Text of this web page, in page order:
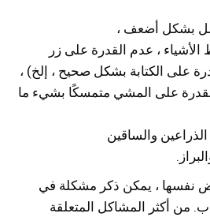
بشكل أضعف ،
الأشياء ، عدم القدرة على زر
على الكتابة بشكل صحيح ، إلخ) ،
على المشي متمسكًا بشيء ما
والساقين
نفسها ، يمكن ذكر مشكلة في
من أكثر المشاكل المتعلقة